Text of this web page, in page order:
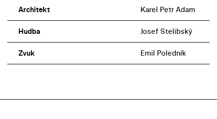
Architekt Karel Petr Adam
Hudba Josef Stelibský
Zvuk Emil Poledník